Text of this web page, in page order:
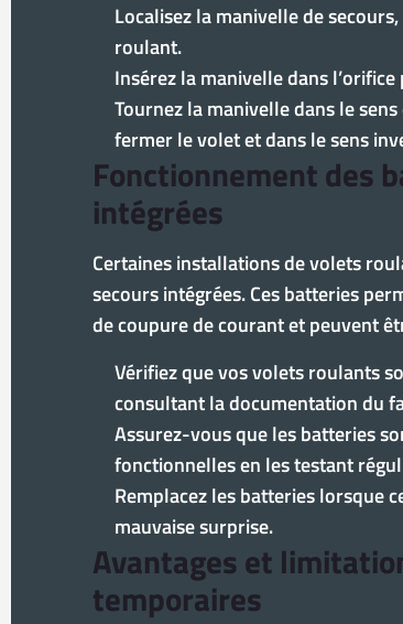
Localisez la manivelle de
roulant.
Insérez la manivelle dans
Tournez la manivelle dans le
fermer le volet et dans le sens
Fonctionnement des
intégrées
Certaines installations de volets
secours intégrées. Ces batteries
de coupure de courant et peuvent
Vérifiez que vos volets roulants
consultant la documentation du
Assurez-vous que les batteries
fonctionnelles en les testant
Remplacez les batteries lorsque
mauvaise surprise.
Avantages et
temporaires